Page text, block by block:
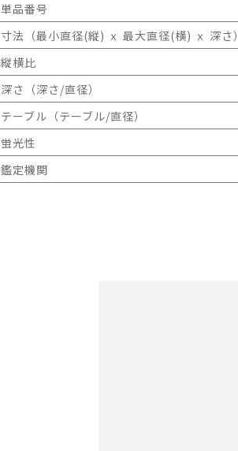
単品番号
寸法（最小直径(縦) ｘ 最大直径(横) ｘ 深さ）
縦横比
深さ（深さ/直径）
テーブル（テーブル/直径）
蛍光性
鑑定機関